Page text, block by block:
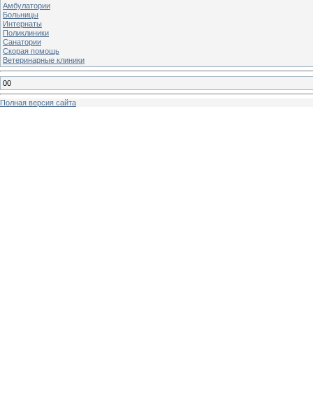
Амбулатории
Больницы
Интернаты
Поликлиники
Санатории
Скорая помощь
Ветеринарные клиники
00
Полная версия сайта